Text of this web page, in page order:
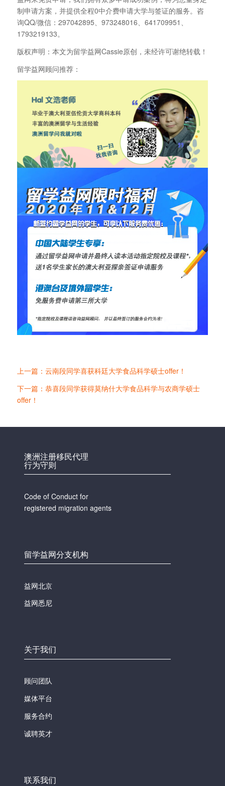
制申请方案，并提供全程0中介费申请大学与签证的服务。咨
询QQ/微信：297042895、973248016、641709951、
1793219133。
版权声明：本文为留学益网Cassie原创，未经许可谢绝转载！
留学益网顾问推荐：
上一篇：云南段同学喜获科廷大学食品科学硕士offer！
下一篇：恭喜段同学获得莫纳什大学食品科学与农商学硕士
offer！
澳洲注册移民代理
行为守则
Code of Conduct for
registered migration agents
留学益网分支机构
益网北京
益网悉尼
关于我们
顾问团队
媒体平台
服务合约
诚聘英才
联系我们